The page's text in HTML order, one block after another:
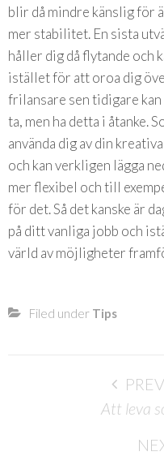
blir då mindre känslig för
mer stabilitet. En sista
håller dig då flytande och
istället för att oroa dig
frilansare sen tidigare
ta, men ha detta i åtanke.
använda dig av din
och kan verkligen lägga
mer flexibel och till
för det. Så det kanske är
på ditt vanliga jobb och
värld av möjligheter
Filed under Tips
Att leva